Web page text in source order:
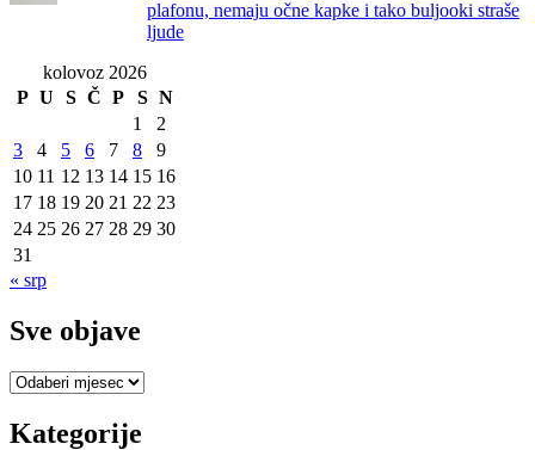
plafonu, nemaju očne kapke i tako buljooki straše
ljude
kolovoz 2026
P U S Č P S N
1
2
3
4 5 6 7 8
9
10 11 12 13 14 15 16
17 18 19 20 21 22 23
24 25 26 27 28 29 30
31
« srp
Sve objave
Sve
Kategorije